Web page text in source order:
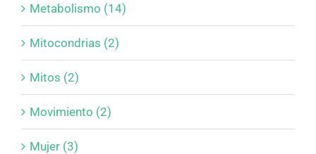
Metabolismo (14)
Mitocondrias (2)
Mitos (2)
Movimiento (2)
Mujer (3)